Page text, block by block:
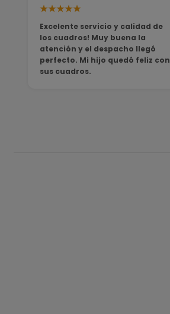
★★★★★
Excelente servicio y calidad de
los cuadros! Muy buena la
atención y el despacho llegó
perfecto. Mi hijo quedó feliz con
sus cuadros.